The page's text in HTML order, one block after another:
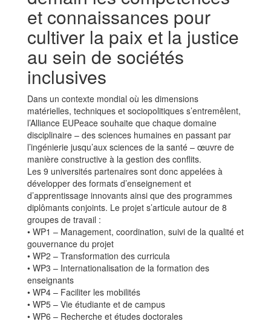
et connaissances pour
cultiver la paix et la justice
au sein de sociétés
inclusives
Dans un contexte mondial où les dimensions
matérielles, techniques et sociopolitiques s’entremêlent,
l’Alliance EUPeace souhaite que chaque domaine
disciplinaire – des sciences humaines en passant par
l’ingénierie jusqu’aux sciences de la santé – œuvre de
manière constructive à la gestion des conflits.
Les 9 universités partenaires sont donc appelées à
développer des formats d’enseignement et
d’apprentissage innovants ainsi que des programmes
diplômants conjoints. Le projet s’articule autour de 8
groupes de travail :
• WP1 – Management, coordination, suivi de la qualité et
gouvernance du projet
• WP2 – Transformation des curricula
• WP3 – Internationalisation de la formation des
enseignants
• WP4 – Faciliter les mobilités
• WP5 – Vie étudiante et de campus
• WP6 – Recherche et études doctorales